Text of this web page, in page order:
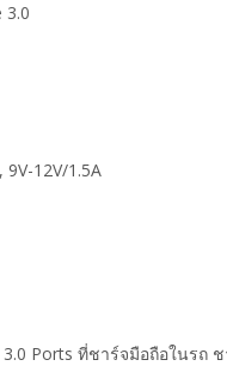
3.0
9V-12V/1.5A
3.0 Ports ที่ชาร์จมือถือในรถ